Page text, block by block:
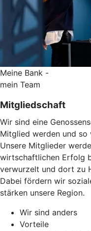
Meine Bank -
mein Team
Mitgliedschaft
Wir sind eine
Mitglied werden und
Unsere Mitglieder
wirtschaftlichen Erfolg
verwurzelt und dort zu
Dabei fördern wir
stärken unsere Region.
Wir sind anders
Vorteile